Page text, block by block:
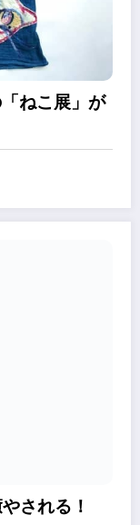
ねこ展」が
される！